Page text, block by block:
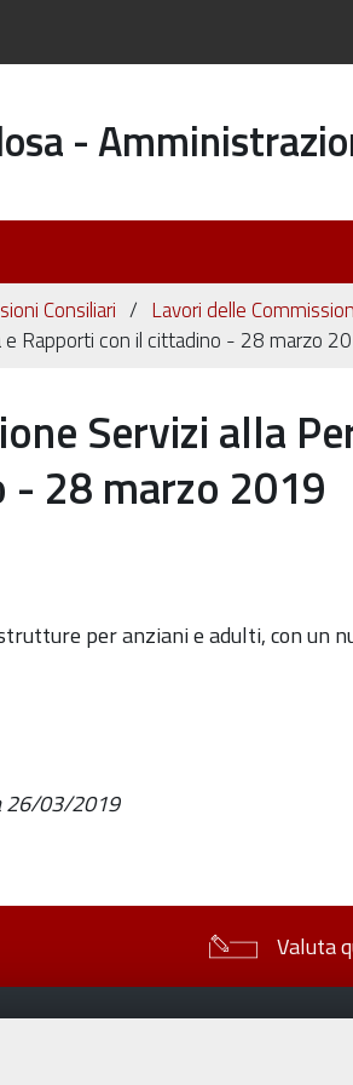
-
Consiliari
Lavori delle
e Rapporti con il cittadino - 28 marzo
Servizi alla
28 marzo 2019
per anziani e adulti, con un
26/03/2019
Valuta